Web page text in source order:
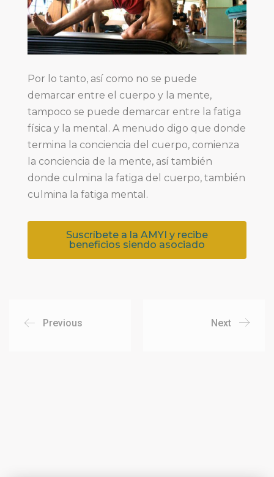
Por lo tanto, así como no se puede
demarcar entre el cuerpo y la mente,
tampoco se puede demarcar entre la fatiga
física y la mental. A menudo digo que donde
termina la conciencia del cuerpo, comienza
la conciencia de la mente, así también
donde culmina la fatiga del cuerpo, también
culmina la fatiga mental.
Suscríbete a la AMYI y recibe
beneficios siendo asociado
Previous Next